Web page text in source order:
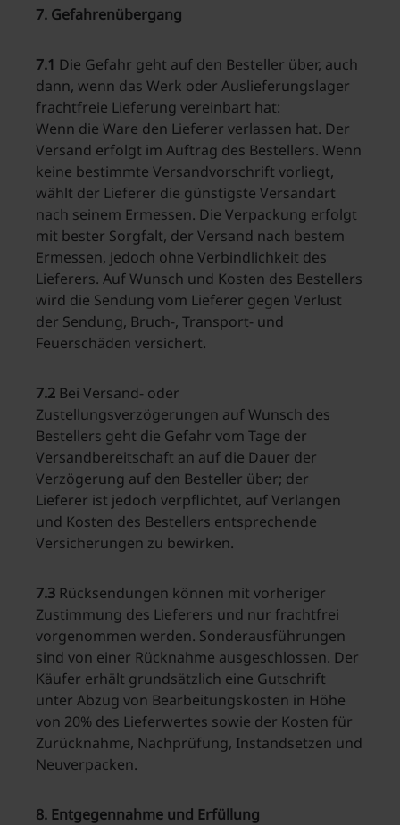
7. Gefahrenübergang
7.1 Die Gefahr geht auf den Besteller über, auch
dann, wenn das Werk oder Auslieferungslager
frachtfreie Lieferung vereinbart hat:
Wenn die Ware den Lieferer verlassen hat. Der
Versand erfolgt im Auftrag des Bestellers. Wenn
keine bestimmte Versandvorschrift vorliegt,
wählt der Lieferer die günstigste Versandart
nach seinem Ermessen. Die Verpackung erfolgt
mit bester Sorgfalt, der Versand nach bestem
Ermessen, jedoch ohne Verbindlichkeit des
Lieferers. Auf Wunsch und Kosten des Bestellers
wird die Sendung vom Lieferer gegen Verlust
der Sendung, Bruch-, Transport- und
Feuerschäden versichert.
7.2 Bei Versand- oder
Zustellungsverzögerungen auf Wunsch des
Bestellers geht die Gefahr vom Tage der
Versandbereitschaft an auf die Dauer der
Verzögerung auf den Besteller über; der
Lieferer ist jedoch verpflichtet, auf Verlangen
und Kosten des Bestellers entsprechende
Versicherungen zu bewirken.
7.3 Rücksendungen können mit vorheriger
Zustimmung des Lieferers und nur frachtfrei
vorgenommen werden. Sonderausführungen
sind von einer Rücknahme ausgeschlossen. Der
Käufer erhält grundsätzlich eine Gutschrift
unter Abzug von Bearbeitungskosten in Höhe
von 20% des Lieferwertes sowie der Kosten für
Zurücknahme, Nachprüfung, Instandsetzen und
Neuverpacken.
8. Entgegennahme und Erfüllung